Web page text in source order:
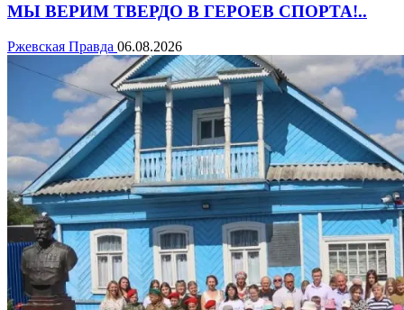
МЫ ВЕРИМ ТВЕРДО В ГЕРОЕВ СПОРТА!..
Ржевская Правда 06.08.2026